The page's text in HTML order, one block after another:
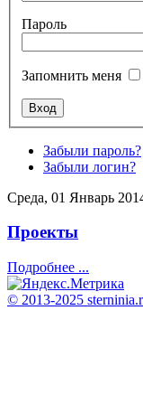
Пароль
Запомнить меня
Забыли пароль?
Забыли логин?
Среда, 01 Январь
Проекты
Подробнее ...
© 2013-2025